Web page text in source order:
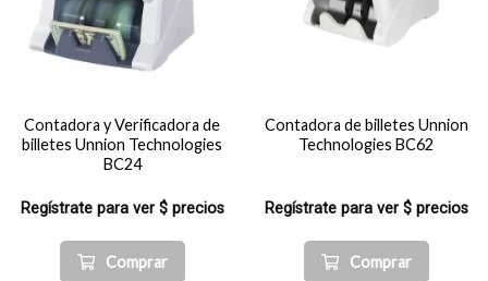
Contadora y Verificadora de
billetes Unnion Technologies
BC24
Regístrate para ver $ precios
Comprar
Contadora de billetes Unnion
Technologies BC62
Regístrate para ver $ precios
Comprar